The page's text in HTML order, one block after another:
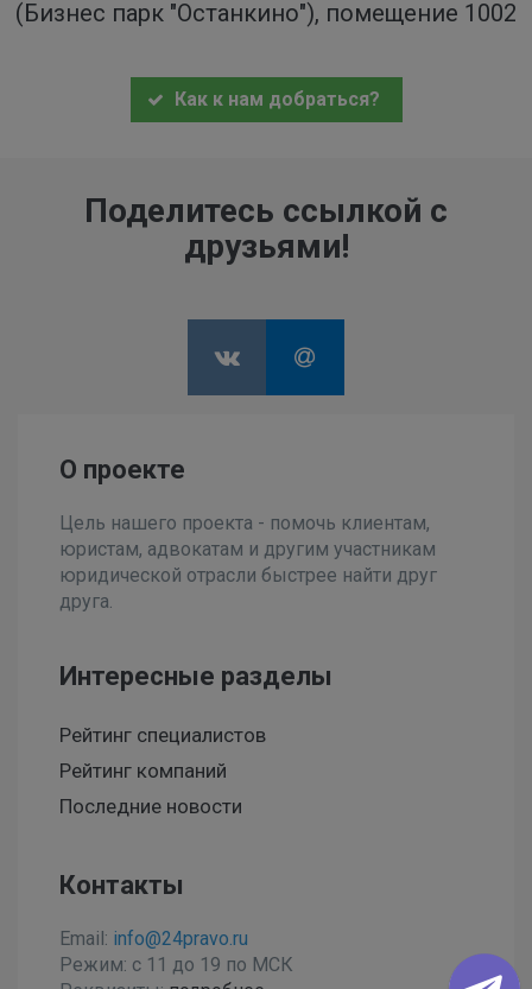
(Бизнес парк "Останкино"), помещение 1002
Как к нам добраться?
Поделитесь ссылкой с
друзьями!
О проекте
Цель нашего проекта - помочь клиентам,
юристам, адвокатам и другим участникам
юридической отрасли быстрее найти друг
друга.
Интересные разделы
Рейтинг специалистов
Рейтинг компаний
Последние новости
Контакты
Email: info@24pravo.ru
Режим: с 11 до 19 по МСК